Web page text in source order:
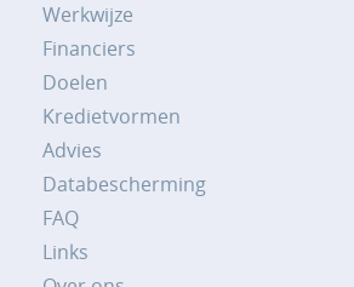
Werkwijze
Financiers
Doelen
Kredietvormen
Advies
Databescherming
FAQ
Links